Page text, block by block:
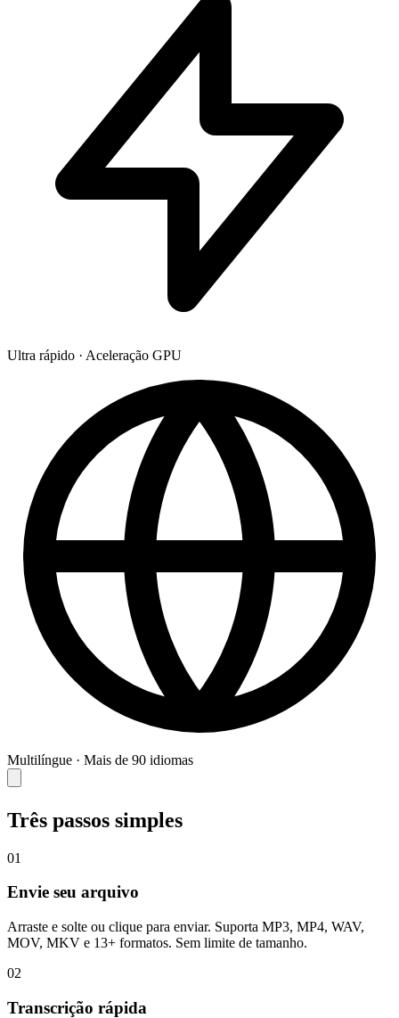
Ultra rápido · Aceleração GPU
Multilíngue · Mais de 90 idiomas
Três passos simples
01
Envie seu arquivo
Arraste e solte ou clique para enviar. Suporta MP3, MP4, WAV,
MOV, MKV e 13+ formatos. Sem limite de tamanho.
02
Transcrição rápida